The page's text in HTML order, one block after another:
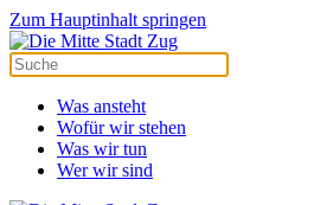
Zum Hauptinhalt springen
Was ansteht
Wofür wir stehen
Was wir tun
Wer wir sind